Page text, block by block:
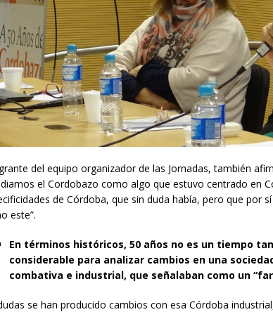
del equipo organizador de las Jornadas, también
el Cordobazo como algo que estuvo centrado en
de Córdoba, que sin duda había, pero que por
este”.
En términos históricos, 50 años no es un tiempo
considerable para analizar cambios en una
combativa e industrial, que señalaban como un
se han producido cambios con esa Córdoba